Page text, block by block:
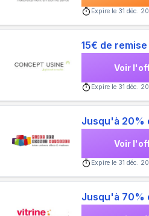
Expire le 31 déc.
15€ de
Voir
Expire le 31 déc.
Jusqu'à 20%
Voir
Expire le 31 déc.
Jusqu'à 70%